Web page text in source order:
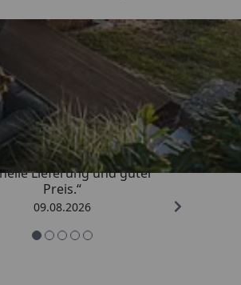
Trusted Shops
4,83/ 5
Lieferung und guter
Preis.“
09.08.2026